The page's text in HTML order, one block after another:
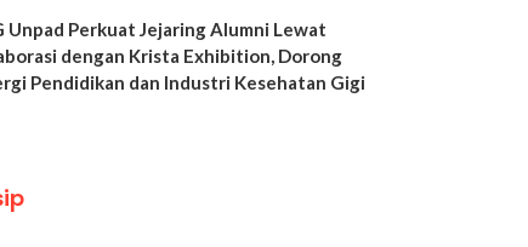
Unpad Perkuat Jejaring Alumni Lewat
dengan Krista Exhibition, Dorong
Pendidikan dan Industri Kesehatan Gigi